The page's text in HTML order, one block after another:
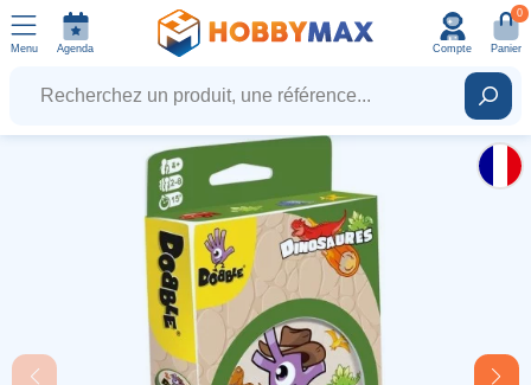
Menu Agenda Compte
0
Panier
Recherchez un produit, une référence...